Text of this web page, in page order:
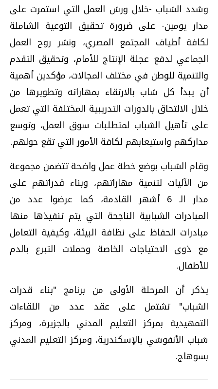
وشدد الشباب -خلال ورش العمل التي استمرت على
مدار يومين- على ضرورة تحقيق التوعية الشاملة
لكافة أطياف المجتمع المصري، ونشر روح العمل
الجماعي لدفع عجلة الإنتاج للأمام، وتحقيق التقدم
والتنمية للوطن في مختلف المجالات، مؤكدين أهمية
أن يبدأ كل شاب بالارتقاء بمهاراته وتطويرها من
خلال الالتحاق بالدورات التدريبية المختلفة التي تعمل
على تأهيل الشباب لمتطلبات سوق العمل، وتوسع
مداركهم واستيعابهم لكافة الأمور التي تقع حولهم.
وقام الشباب بوضع خطة عمل واضحة تتضمن مجموعة
من الآليات لتنمية مهاراتهم، وبناء قدراتهم على
مدار الـ 6 أشهر القادمة، كما عرضوا عدد من
المبادرات الشبابية الناجحة التي يتم تنفيذها منها
مبادرات الحفاظ على نظافة البيئة، وكيفية التعامل
مع ذوى الاحتياجات الخاصة وحملات التبرع بالدم
للأطفال.
يذكر أن المرحلة الأولى من برنامج "بناء قدرات
الشباب" تشتمل على عقد عدد من اللقاءات
التمهيدية بمركز التعليم المدني بالجزيرة، ومركز
شباب الأنفوشي بالإسكندرية، ومركز التعليم المدني
بسوهاج.